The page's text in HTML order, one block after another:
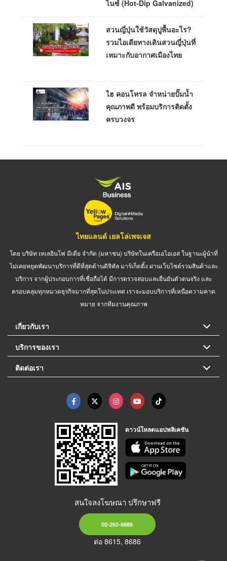
ไนซ์ (Hot-Dip Galvanized)
สวนญี่ปุ่นใช้วัสดุปูพื้นอะไร?
รวมไอเดียทางเดินสวนญี่ปุ่นที่
เหมาะกับอากาศเมืองไทย
ไฮ คอนโทรล จำหน่ายปั๊มน้ำ
คุณภาพดี พร้อมบริการติดตั้ง
ครบวงจร
ไทยแลนด์ เยลโล่เพจเจส
โดย บริษัท เทเลอินโฟ มีเดีย จำกัด (มหาชน) บริษัทในเครือเอไอเอส ในฐานะผู้นำที่
ไม่เคยหยุดพัฒนาบริการที่ดีที่สุดด้านดิจิทัล มาร์เก็ตติ้ง ผ่านเว็บไซต์รวมสินค้าและ
บริการ จากผู้ประกอบการที่เชื่อถือได้ มีการตรวจสอบและยืนยันตัวตนจริง และ
ครอบคลุมทุกหมวดธุรกิจมากที่สุดในประเทศ เราจะมอบบริการที่เหนือความคาด
หมาย จากทีมงานคุณภาพ
เกี่ยวกับเรา
บริการของเรา
ติดต่อเรา
ดาวน์โหลดแอปพลิเคชัน
สนใจลงโฆษณา ปรึกษาฟรี
02-262-8888
ต่อ 8615, 8686